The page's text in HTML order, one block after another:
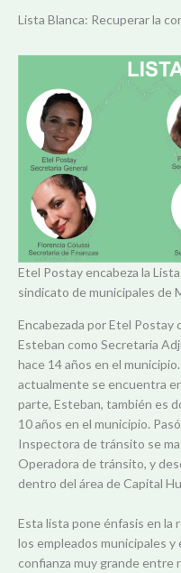
Lista Blanca: Recuperar la
Etel Postay encabeza la
sindicato de municipales de
Encabezada por Etel Postay
Esteban como Secretaria
hace 14 años en el
actualmente se encuentra
parte, Esteban, también es
10 años en el municipio.
Inspectora de tránsito se
Operadora de tránsito, y
dentro del área de Capital
Esta lista pone énfasis en la
los empleados municipales
confianza muy grande entre